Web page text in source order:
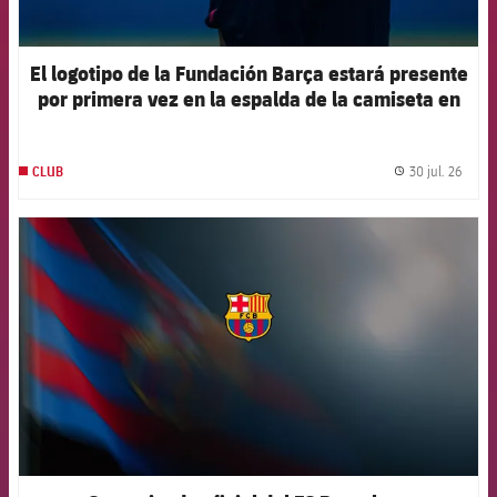
El logotipo de la Fundación Barça estará presente
por primera vez en la espalda de la camiseta en
CLUB 30 jul. 26